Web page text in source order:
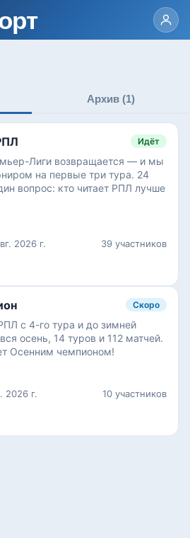
Архив (1)
Идёт
Лиги возвращается — и мы
на первые три тура. 24
вопрос: кто читает РПЛ лучше
2026 г. 39 участников
Скоро
с 4-го тура и до зимней
осень, 14 туров и 112 матчей.
Осенним чемпионом!
2026 г. 10 участников